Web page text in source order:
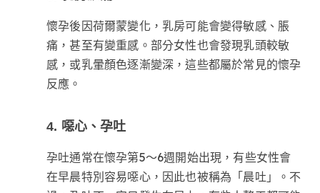
懷孕後因荷爾蒙變化，乳房可能會變得敏感、脹
痛，甚至有變重感。部分女性也會發現乳頭較敏
感，或乳暈顏色逐漸變深，這些都屬於常見的懷孕
反應。
4. 噁心、孕吐
孕吐通常在懷孕第5～6週開始出現，有些女性會
在早晨特別容易噁心，因此也被稱為「晨吐」。不